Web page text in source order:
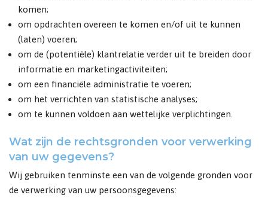
komen;
om opdrachten overeen te komen en/of uit te kunnen
(laten) voeren;
om de (potentiële) klantrelatie verder uit te breiden door
informatie en marketingactiviteiten;
om een financiële administratie te voeren;
om het verrichten van statistische analyses;
om te kunnen voldoen aan wettelijke verplichtingen.
Wat zijn de rechtsgronden voor verwerking
van uw gegevens?
Wij gebruiken tenminste een van de volgende gronden voor
de verwerking van uw persoonsgegevens: